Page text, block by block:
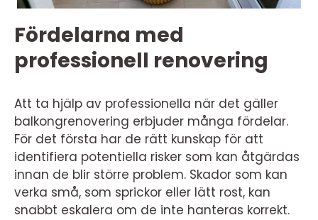
Fördelarna med
professionell renovering
Att ta hjälp av professionella när det gäller
balkongrenovering erbjuder många fördelar.
För det första har de rätt kunskap för att
identifiera potentiella risker som kan åtgärdas
innan de blir större problem. Skador som kan
verka små, som sprickor eller lätt rost, kan
snabbt eskalera om de inte hanteras korrekt.